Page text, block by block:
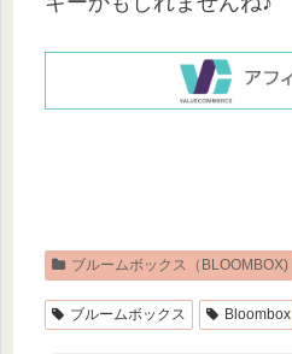
ブルームボックス（BLOOMBOX)
ブルームボックス Bloombox